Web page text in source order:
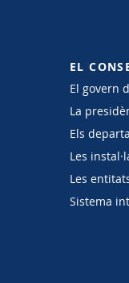
EL
El govern
La
Els
Les
Les
Sistema